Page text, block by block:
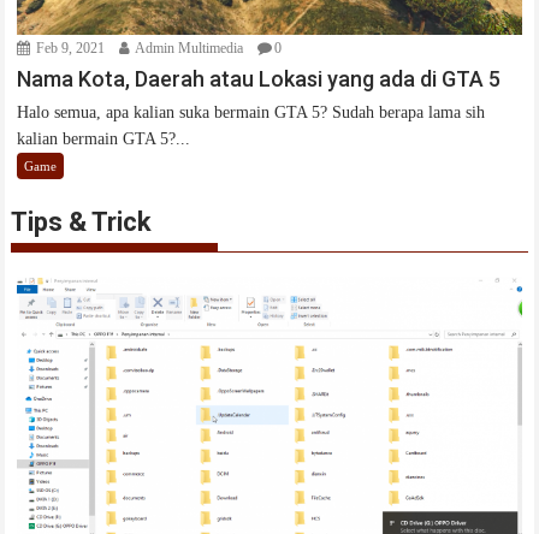
Feb 9, 2021 Admin Multimedia 0
Nama Kota, Daerah atau Lokasi yang ada di GTA 5
Halo semua, apa kalian suka bermain GTA 5? Sudah berapa lama sih
kalian bermain GTA 5?...
Game
Tips & Trick